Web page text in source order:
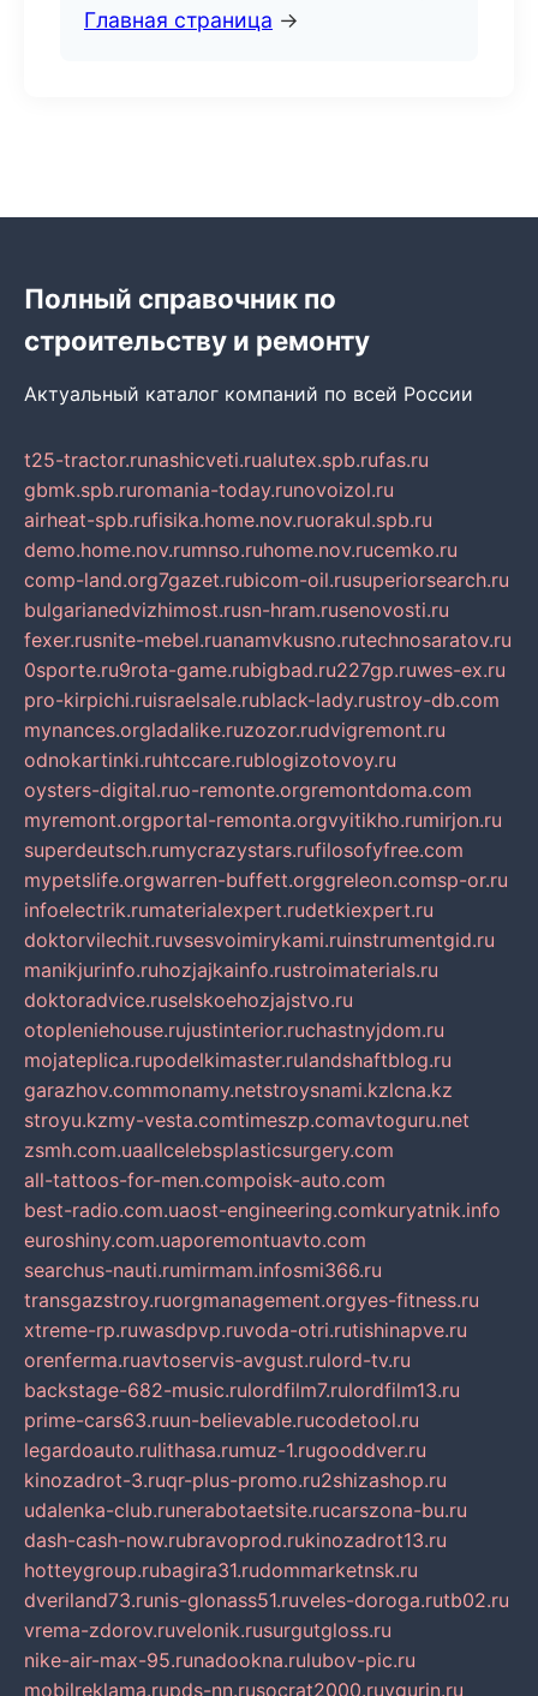
Главная страница →
Полный справочник по
строительству и ремонту
Актуальный каталог компаний по всей России
t25-tractor.runashicveti.rualutex.spb.rufas.ru
gbmk.spb.ruromania-today.runovoizol.ru
airheat-spb.rufisika.home.nov.ruorakul.spb.ru
demo.home.nov.rumnso.ruhome.nov.rucemko.ru
comp-land.org7gazet.rubicom-oil.rusuperiorsearch.ru
bulgarianedvizhimost.rusn-hram.rusenovosti.ru
fexer.rusnite-mebel.ruanamvkusno.rutechnosaratov.ru
0sporte.ru9rota-game.rubigbad.ru227gp.ruwes-ex.ru
pro-kirpichi.ruisraelsale.rublack-lady.rustroy-db.com
mynances.orgladalike.ruzozor.rudvigremont.ru
odnokartinki.ruhtccare.rublogizotovoy.ru
oysters-digital.ruo-remonte.orgremontdoma.com
myremont.orgportal-remonta.orgvyitikho.rumirjon.ru
superdeutsch.rumycrazystars.rufilosofyfree.com
mypetslife.orgwarren-buffett.orggreleon.comsp-or.ru
infoelectrik.rumaterialexpert.rudetkiexpert.ru
doktorvilechit.ruvsesvoimirykami.ruinstrumentgid.ru
manikjurinfo.ruhozjajkainfo.rustroimaterials.ru
doktoradvice.ruselskoehozjajstvo.ru
otopleniehouse.rujustinterior.ruchastnyjdom.ru
mojateplica.rupodelkimaster.rulandshaftblog.ru
garazhov.commonamy.netstroysnami.kzlcna.kz
stroyu.kzmy-vesta.comtimeszp.comavtoguru.net
zsmh.com.uaallcelebsplasticsurgery.com
all-tattoos-for-men.compoisk-auto.com
best-radio.com.uaost-engineering.comkuryatnik.info
euroshiny.com.uaporemontuavto.com
searchus-nauti.rumirmam.infosmi366.ru
transgazstroy.ruorgmanagement.orgyes-fitness.ru
xtreme-rp.ruwasdpvp.ruvoda-otri.rutishinapve.ru
orenferma.ruavtoservis-avgust.rulord-tv.ru
backstage-682-music.rulordfilm7.rulordfilm13.ru
prime-cars63.ruun-believable.rucodetool.ru
legardoauto.rulithasa.rumuz-1.rugooddver.ru
kinozadrot-3.ruqr-plus-promo.ru2shizashop.ru
udalenka-club.runerabotaetsite.rucarszona-bu.ru
dash-cash-now.rubravoprod.rukinozadrot13.ru
hotteygroup.rubagira31.rudommarketnsk.ru
dveriland73.runis-glonass51.ruveles-doroga.rutb02.ru
vrema-zdorov.ruvelonik.rusurgutgloss.ru
nike-air-max-95.runadookna.rulubov-pic.ru
mobilreklama.rupds-nn.rusocrat2000.ruvgurin.ru